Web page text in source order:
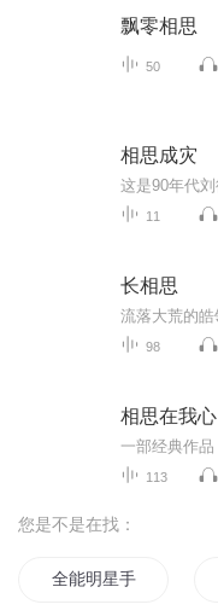
飘零相思
50
相思成灾
11
长相思
98
相思在我心
113
您是不是在找：
全能明星手册